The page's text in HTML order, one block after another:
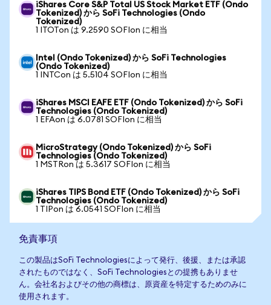
iShares Core S&P Total US Stock Market ETF (Ondo
Tokenized) から SoFi Technologies (Ondo
Tokenized)
1 ITOTon は 9.2590 SOFIon に相当
Intel (Ondo Tokenized) から SoFi Technologies
(Ondo Tokenized)
1 INTCon は 5.5104 SOFIon に相当
iShares MSCI EAFE ETF (Ondo Tokenized) から SoFi
Technologies (Ondo Tokenized)
1 EFAon は 6.0781 SOFIon に相当
MicroStrategy (Ondo Tokenized) から SoFi
Technologies (Ondo Tokenized)
1 MSTRon は 5.3617 SOFIon に相当
iShares TIPS Bond ETF (Ondo Tokenized) から SoFi
Technologies (Ondo Tokenized)
1 TIPon は 6.0541 SOFIon に相当
免責事項
この製品はSoFi Technologiesによって発行、後援、または承認
されたものではなく、SoFi Technologiesとの提携もありませ
ん。会社名およびその他の商標は、原資産を特定するためのみに
使用されます。